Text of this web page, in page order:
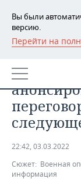
Вы были
версию.
Перейти на
РЕГИОНЫ
ТАТАРСТАН
УДМУРТИЯ
НОВОСТИ
АНАЛИТИКА
НОВОСТИ
ДЕКЛАРАЦИИ
КОРОЛИ
ЭКОНОМИКА
НОВОСТИ
ФИНАНСЫ
НОВОСТИ
22:42, 03.03.2022
Сюжет: Военная
информация